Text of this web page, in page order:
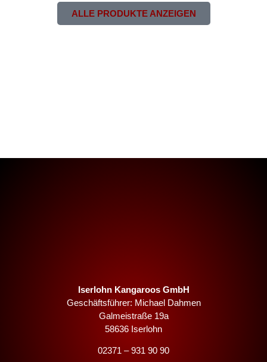
ALLE PRODUKTE ANZEIGEN
Iserlohn Kangaroos GmbH
Geschäftsführer: Michael Dahmen
Galmeistraße 19a
58636 Iserlohn
02371 – 931 90 90